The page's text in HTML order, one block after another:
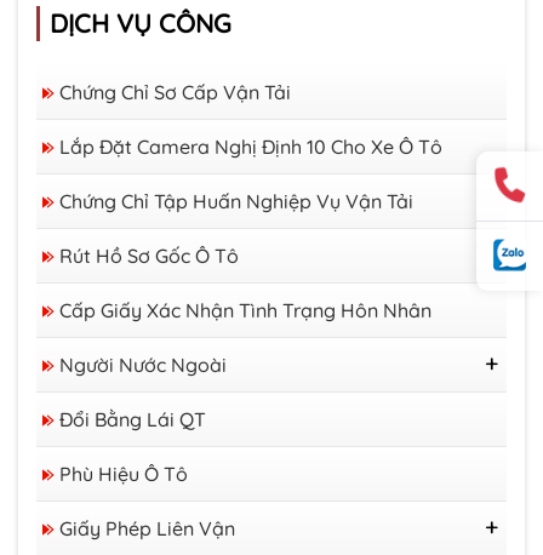
DỊCH VỤ CÔNG
Chứng Chỉ Sơ Cấp Vận Tải
Lắp Đặt Camera Nghị Định 10 Cho Xe Ô Tô
Chứng Chỉ Tập Huấn Nghiệp Vụ Vận Tải
Rút Hồ Sơ Gốc Ô Tô
Cấp Giấy Xác Nhận Tình Trạng Hôn Nhân
Người Nước Ngoài
Thị Thực
Thẻ Tạm Trú
Giấy Phép Lao Động
Đổi Bằng Lái QT
Phù Hiệu Ô Tô
Giấy Phép Liên Vận